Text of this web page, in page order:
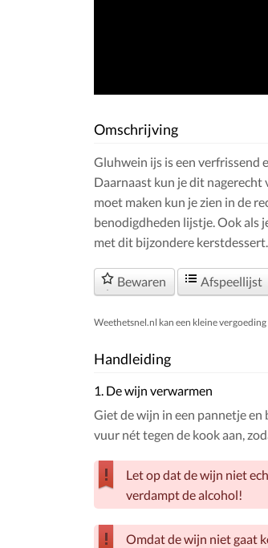
Omschrijving
Gluhwein ijs is een verfrissend
Daarnaast kun je dit
moet maken kun je zien in de
benodigdheden lijstje. Ook als
met dit bijzondere kerstdessert.
Bewaren Afspeellijst
Weethetsnel.nl kan een kleine
Handleiding
1. De wijn verwarmen
Giet de wijn in een pannetje en
vuur nét tegen de kook aan,
Let op dat de wijn niet
verdampt de alcohol!
Omdat de wijn niet gaat